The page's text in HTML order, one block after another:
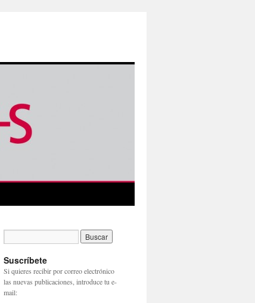
Suscríbete
Si quieres recibir por correo electrónico
las nuevas publicaciones, introduce tu e-
mail: